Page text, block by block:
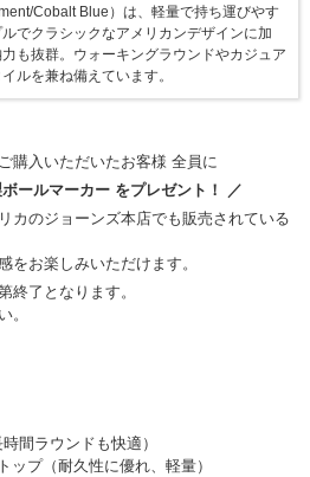
Cobalt Blue）は、軽量で持ち運びやす
でクラシックなアメリカンデザインに加
も抜群。ウォーキングラウンドやカジュア
ルを兼ね備えています。
購入いただいたお客様 全員に
ールマーカー をプレゼント！ ／
カのジョーンズ本店でも販売されている
をお楽しみいただけます。
終了となります。
。
間ラウンドも快適）
ップ（耐久性に優れ、軽量）